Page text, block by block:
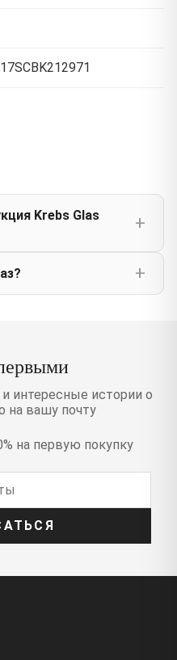
Krebs Glas
интересные истории о
на вашу почту
на первую покупку